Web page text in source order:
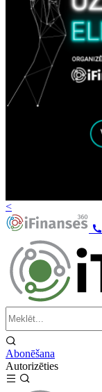
<
Abonēšana
Autorizēties